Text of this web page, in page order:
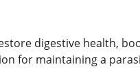
digestive health,
for maintaining a